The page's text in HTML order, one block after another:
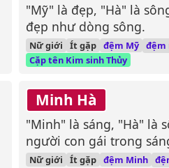
"Mỹ" là đẹp, "Hà" là
đẹp như dòng sông.
Nữ giới Ít gặp đệm Mỹ đệm
Cặp tên Kim sinh Thủy
Minh Hà
"Minh" là sáng, "Hà" là
người con gái trong
Nữ giới Ít gặp đệm Minh